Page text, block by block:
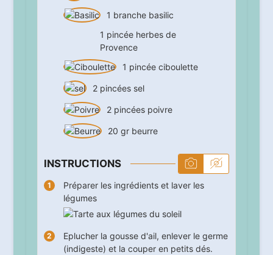
1 branche basilic
1 pincée herbes de
Provence
1 pincée ciboulette
2 pincées sel
2 pincées poivre
20 gr beurre
INSTRUCTIONS
Préparer les ingrédients et laver les
légumes
Eplucher la gousse d'ail, enlever le germe
(indigeste) et la couper en petits dés.